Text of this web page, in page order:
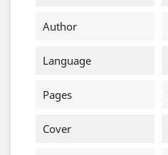
Author
Language
Pages
Cover